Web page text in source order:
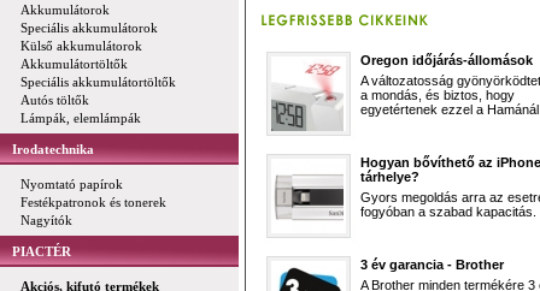
Akkumulátorok
Speciális akkumulátorok
Külső akkumulátorok
Akkumulátortöltők
Speciális akkumulátortöltők
Autós töltők
Lámpák, elemlámpák
Irodatechnika
Nyomtató papírok
Festékpatronok és tonerek
Nagyítók
PIACTÉR
Akciós, kifutó termékek
Oregon időjárás-állomások
A változatosság
a mondás, és biztos, hogy
egyetértenek ezzel a
Hogyan bővíthető az iPhone
tárhelye?
Gyors megoldás arra az
fogyóban a szabad kapacitás.
3 év garancia - Brother
A Brother minden termékére 3